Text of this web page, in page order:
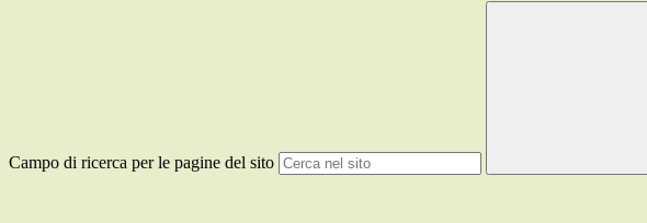
Campo di ricerca per le pagine del sito